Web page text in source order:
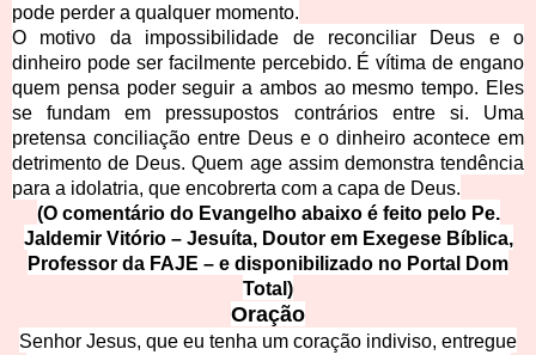
pode perder a qualquer momento.
O motivo da impossibilidade de reconciliar Deus e o
dinheiro pode ser facilmente percebido. É vítima de engano
quem pensa poder seguir a ambos ao mesmo tempo. Eles
se fundam em pressupostos contrários entre si. Uma
pretensa conciliação entre Deus e o dinheiro acontece em
detrimento de Deus. Quem age assim demonstra tendência
para a idolatria, que encobrerta com a capa de Deus.
(O comentário do Evangelho abaixo é feito pelo Pe.
Jaldemir Vitório – Jesuíta, Doutor em Exegese Bíblica,
Professor da FAJE – e disponibilizado no Portal Dom
Total)
Oração
Senhor Jesus, que eu tenha um coração indiviso, entregue